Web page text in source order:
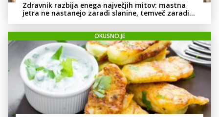
Zdravnik razbija enega največjih mitov: mastna
jetra ne nastanejo zaradi slanine, temveč zaradi
OKUSNO.JE